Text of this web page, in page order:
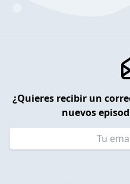
¿Quieres recibir un
nuevos